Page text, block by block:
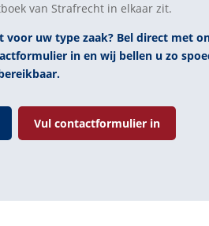
van Strafrecht in elkaar zit.
voor uw type zaak? Bel direct met
in en wij bellen u zo
Vul contactformulier in